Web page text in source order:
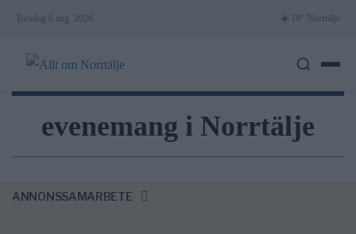
content
Torsdag 6 aug. 2026 ☀️ 19° Norrtälje
evenemang i Norrtälje
ANNONSSAMARBETE